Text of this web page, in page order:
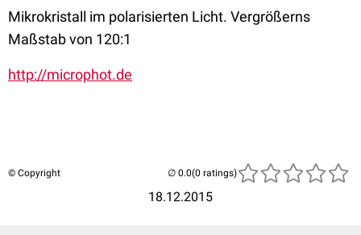
Mikrokristall im polarisierten Licht. Vergrößerns
Maßstab von 120:1
http://microphot.de
© Copyright
18.12.2015
(0 ratings)